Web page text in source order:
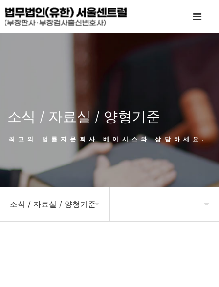
소식 / 자료실 / 양형기준
최고의 법률자문회사 베이시스와 상담하세요.
소식 / 자료실 / 양형기준